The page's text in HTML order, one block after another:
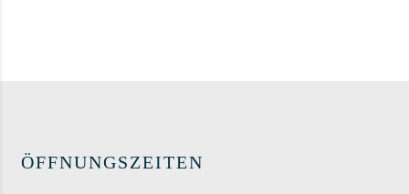
ÖFFNUNGSZEITEN